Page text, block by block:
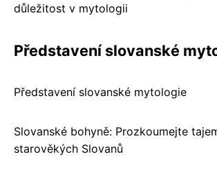
důležitost v mytologii
Představení slovanské
Představení slovanské mytologie
Slovanské bohyně: Prozkoumejte
starověkých Slovanů